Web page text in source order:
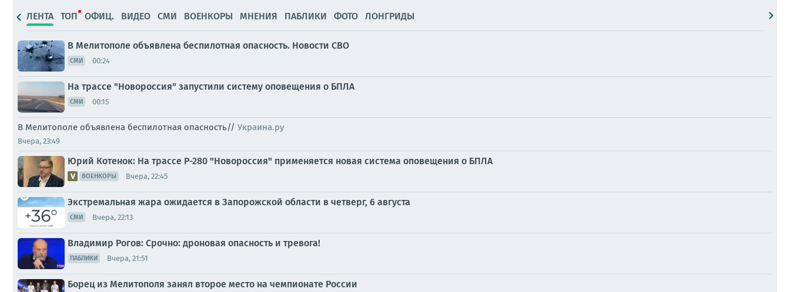
ЛЕНТА ТОП ОФИЦ. ВИДЕО СМИ ВОЕНКОРЫ МНЕНИЯ ПАБЛИКИ ФОТО ЛОНГРИДЫ
В Мелитополе объявлена беспилотная опасность. Новости СВО
СМИ 00:24
На трассе "Новороссия" запустили систему оповещения о БПЛА
СМИ 00:15
В Мелитополе объявлена беспилотная опасность// Украина.ру
Вчера, 23:49
Юрий Котенок: На трассе Р-280 "Новороссия" применяется новая система оповещения о БПЛА
ВОЕНКОРЫ Вчера, 22:45
Экстремальная жара ожидается в Запорожской области в четверг, 6 августа
СМИ Вчера, 22:13
Владимир Рогов: Срочно: дроновая опасность и тревога!
ПАБЛИКИ Вчера, 21:51
Борец из Мелитополя занял второе место на чемпионате России